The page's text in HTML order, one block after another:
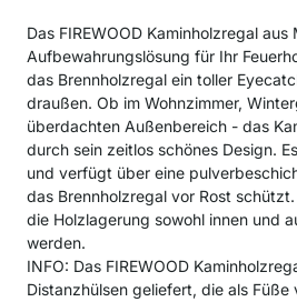
Das FIREWOOD Kaminholzregal
Aufbewahrungslösung für Ihr
das Brennholzregal ein toller
draußen. Ob im Wohnzimmer,
überdachten Außenbereich - das
durch sein zeitlos schönes Design.
und verfügt über eine
das Brennholzregal vor Rost
die Holzlagerung sowohl innen und
werden.
INFO: Das FIREWOOD
Distanzhülsen geliefert, die als